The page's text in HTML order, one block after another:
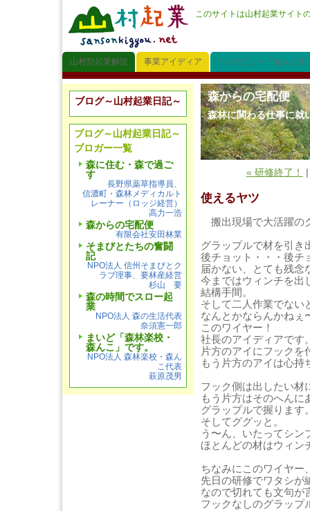
このサイトは山村起業サイト
山村型起業解説 事業アイディア インタビュー「先人に学
森からの宅配便
森林に関わる仕事に就
« 研修終了！
使えるヤツ
搬出現場で大活躍の
グラップルで材を引き
後チョット・・・後チ
届かない、とても残念
今まではウィンチを出
結構手間。
そして二人作業でない
なんとかならんかねぇ
このワイヤー！
社長のアイディアです
片方のアイにフックを
もう片方のアイは心持
フック側は出したい材
もう片方はそのへんに
グラップルで握ります
そしてググッと。
う〜ん、いたってシン
ほとんどの材はウィン
ちなみにこのワイヤー
先日の研修でワタシが
なので切れても文句が
フックなしのグラップ
ブログ～山村起業日記～
ブログ～山村起業日記～
ブロガー一覧
森に住む・森で過ご
す
長野県薬草指導員、
信濃町・森林メディカルト
レーナー（ロッジ経営）
高力一浩
森からの宅配便
有限会社安田林業
そまびとたちの奮闘
記
NPO法人 信州そまびとク
ラブ理事、要林産経営
杉山 要
森の時間でスロー起
業
NPO法人 森の生活代表
奈須憲一郎
まいど「森林楽校・
森んこ」です。
NPO法人 森林楽校・森ん
こ代表
萩原茂男